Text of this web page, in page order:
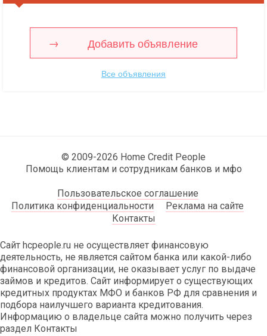
Добавить объявление
Все объявления
© 2009-2026 Home Credit People
Помощь клиентам и сотрудникам банков и мфо
Пользовательское соглашение
Политика конфиденциальности
Реклама на сайте
Контакты
Сайт hcpeople.ru не осуществляет финансовую
деятельность, не является сайтом банка или какой-либо
финансовой организации, не оказывает услуг по выдаче
займов и кредитов. Сайт информирует о существующих
кредитных продуктах МФО и банков РФ для сравнения и
подбора наилучшего варианта кредитования.
Информацию о владельце сайта можно получить через
раздел Контакты